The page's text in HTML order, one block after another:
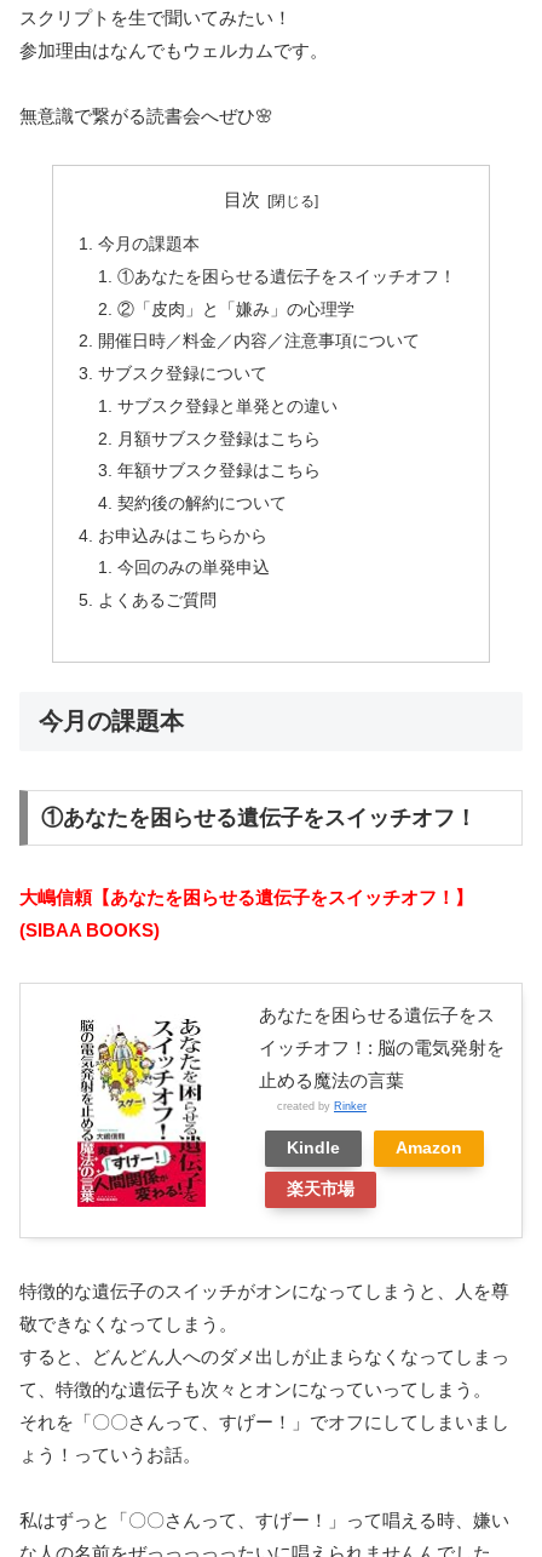
スクリプトを生で聞いてみたい！
参加理由はなんでもウェルカムです。
無意識で繋がる読書会へぜひ🌸
目次
今月の課題本
①あなたを困らせる遺伝子をスイッチオフ！
②「皮肉」と「嫌み」の心理学
開催日時／料金／内容／注意事項について
サブスク登録について
サブスク登録と単発との違い
月額サブスク登録はこちら
年額サブスク登録はこちら
契約後の解約について
お申込みはこちらから
今回のみの単発申込
よくあるご質問
今月の課題本
①あなたを困らせる遺伝子をスイッチオフ！
大嶋信頼【あなたを困らせる遺伝子をスイッチオフ！】
(SIBAA BOOKS)
あなたを困らせる遺伝子をス
イッチオフ！: 脳の電気発射を
止める魔法の言葉
created by Rinker
Kindle Amazon
楽天市場
特徴的な遺伝子のスイッチがオンになってしまうと、人を尊
敬できなくなってしまう。
すると、どんどん人へのダメ出しが止まらなくなってしまっ
て、特徴的な遺伝子も次々とオンになっていってしまう。
それを「〇〇さんって、すげー！」でオフにしてしまいまし
ょう！っていうお話。
私はずっと「〇〇さんって、すげー！」って唱える時、嫌い
な人の名前をぜっっっっったいに唱えられませんんでした。